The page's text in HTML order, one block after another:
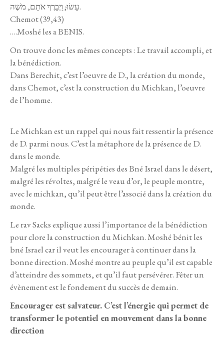
עָשׂוּ; וַיְבָרֶךְ אֹתָם, מֹשֶׁה.
Chemot (39,43)
….Moshé les a BENIS.
On trouve donc les mêmes concepts : Le travail accompli, et
la bénédiction.
Dans Berechit, c’est l’oeuvre de D., la création du monde,
dans Chemot, c’est la construction du Michkan, l’oeuvre
de l’homme.
Le Michkan est un rappel qui nous fait ressentir la présence
de D. parmi nous. C’est la métaphore de la présence de D.
dans le monde.
Malgré les multiples péripéties des Bné Israel dans le désert,
malgré les révoltes, malgré le veau d’or, le peuple montre,
avec le michkan, qu’il peut être l’associé dans la création du
monde.
Le rav Sacks explique aussi l’importance de la bénédiction
pour clore la construction du Michkan. Moshé bénit les
bné Israel car il veut les encourager à continuer dans la
bonne direction. Moshé montre au peuple qu’il est capable
d’atteindre des sommets, et qu’il faut persévérer. Fêter un
évènement est le fondement du succès de demain.
Encourager est salvateur. C’est l’énergie qui permet de
transformer le potentiel en mouvement dans la bonne
direction